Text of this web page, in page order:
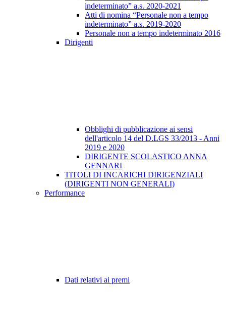
indeterminato” a.s. 2020-2021
Atti di nomina “Personale non a tempo
indeterminato” a.s. 2019-2020
Personale non a tempo indeterminato 2016
Dirigenti
Obblighi di pubblicazione ai sensi
dell'articolo 14 del D.LGS 33/2013 - Anni
2019 e 2020
DIRIGENTE SCOLASTICO ANNA
GENNARI
TITOLI DI INCARICHI DIRIGENZIALI
(DIRIGENTI NON GENERALI)
Performance
Dati relativi ai premi